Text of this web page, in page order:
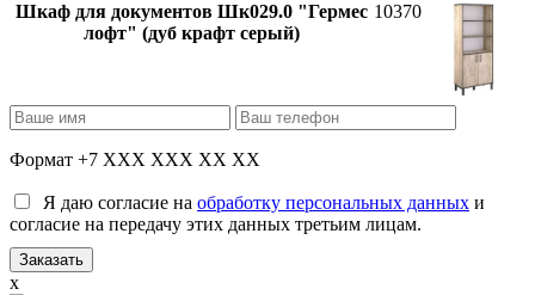
Шкаф для документов Шк029.0 "Гермес
лофт" (дуб крафт серый)
10370
Формат +7 XXX XXX XX XX
Я даю согласие на обработку персональных данных и
согласие на передачу этих данных третьим лицам.
x